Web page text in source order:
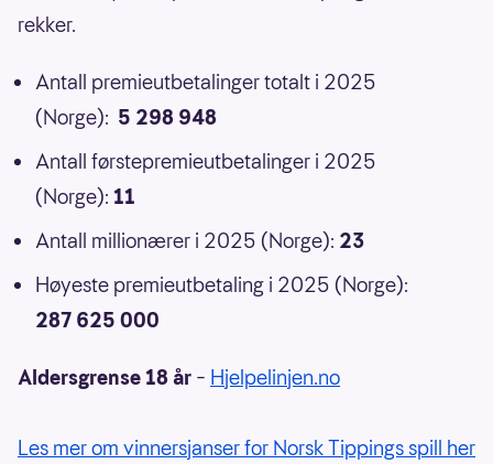
rekker.
Antall premieutbetalinger totalt i 2025
(Norge): 5 298 948
Antall førstepremieutbetalinger i 2025
(Norge): 11
Antall millionærer i 2025 (Norge): 23
Høyeste premieutbetaling i 2025 (Norge):
287 625 000
Aldersgrense 18 år – Hjelpelinjen.no
Les mer om vinnersjanser for Norsk Tippings spill her